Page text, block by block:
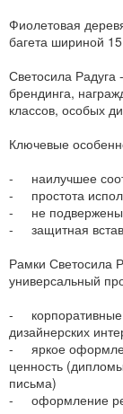
Фиолетовая
багета шириной
Светосила Радуга
брендинга,
классов, особых
Ключевые
- наилучшее
- простота
- не подвержены
- защитная
Рамки Светосила
универсальный
- корпоративные
дизайнерских
- яркое
ценность
письма)
- оформление